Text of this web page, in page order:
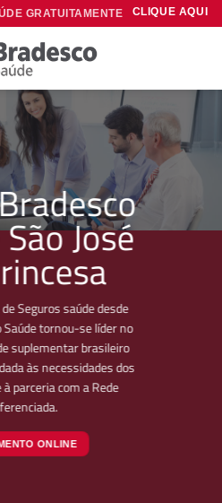
GRATUITAMENTE CLIQUE AQUI
José
Seguros saúde desde
tornou-se líder no
suplementar brasileiro
às necessidades dos
parceria com a Rede
ONLINE